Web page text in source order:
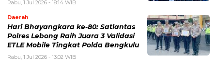
Rabu, 1 Jul 2026 - 18:14 WIB
Daerah
Hari Bhayangkara ke-80: Satlantas
Polres Lebong Raih Juara 3 Validasi
ETLE Mobile Tingkat Polda Bengkulu
Rabu, 1 Jul 2026 - 13:02 WIB